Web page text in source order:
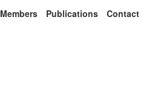
Members Publications Contact